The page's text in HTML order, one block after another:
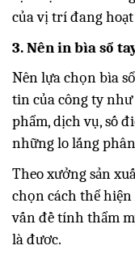
của vị trí đang
3. Nên in bìa sổ
Nên lựa chọn bìa
tin của công ty như
phẩm, dịch vụ, số
những lo lắng
Theo xưởng sản
chọn cách thể
vấn đề tính thẩm
là đươc.